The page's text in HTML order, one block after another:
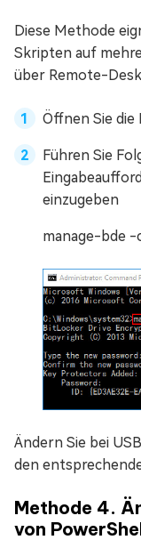
Diese Methode
Skripten auf
über Remote-
Öffnen Sie
Führen Sie
einzugeben
manage-bde -
Ändern Sie bei
den
Methode 4.
von